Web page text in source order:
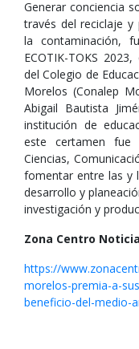
Generar conciencia
través del reciclaje y
la contaminación,
ECOTIK-TOKS
del Colegio de
Morelos (Conalep
Abigail Bautista
institución de
este certamen fue
Ciencias,
fomentar entre las y
desarrollo y
investigación y
Zona Centro
https://
morelos-premia-a-
beneficio-del-medio-